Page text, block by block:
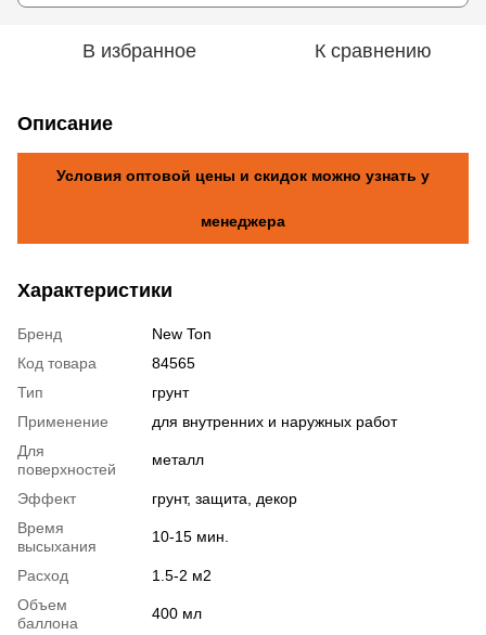
В избранное К сравнению
Описание
Условия оптовой цены и скидок можно узнать у
менеджера
Характеристики
Бренд
New Ton
Код товара
84565
Тип
грунт
Применение
для внутренних и наружных работ
Для
поверхностей
металл
Эффект
грунт, защита, декор
Время
высыхания
10-15 мин.
Расход
1.5-2 м2
Объем
баллона
400 мл